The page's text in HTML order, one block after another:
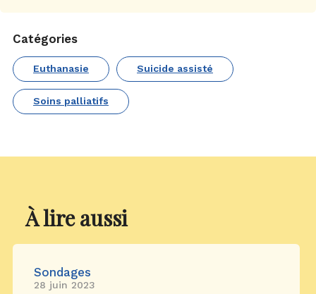
Catégories
Euthanasie Suicide assisté
Soins palliatifs
À lire aussi
Sondages
28 juin 2023